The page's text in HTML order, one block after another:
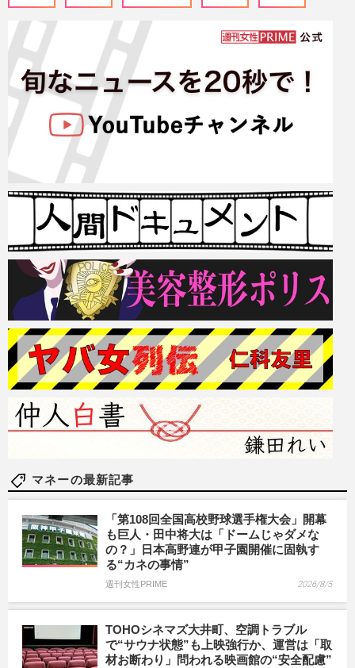
マネーの最新記事
「第108回全国高校野球選手権大会」開幕
も巨人・田中将大は「ドームじゃダメな
の？」日本高野連が甲子園開催に固執す
る“カネの事情”
週刊女性PRIME 2026/8/5
TOHOシネマズ大井町、空調トラブル
で“サウナ状態”も上映強行か、運営は「取
材お断わり」問われる映画館の“安全配慮”